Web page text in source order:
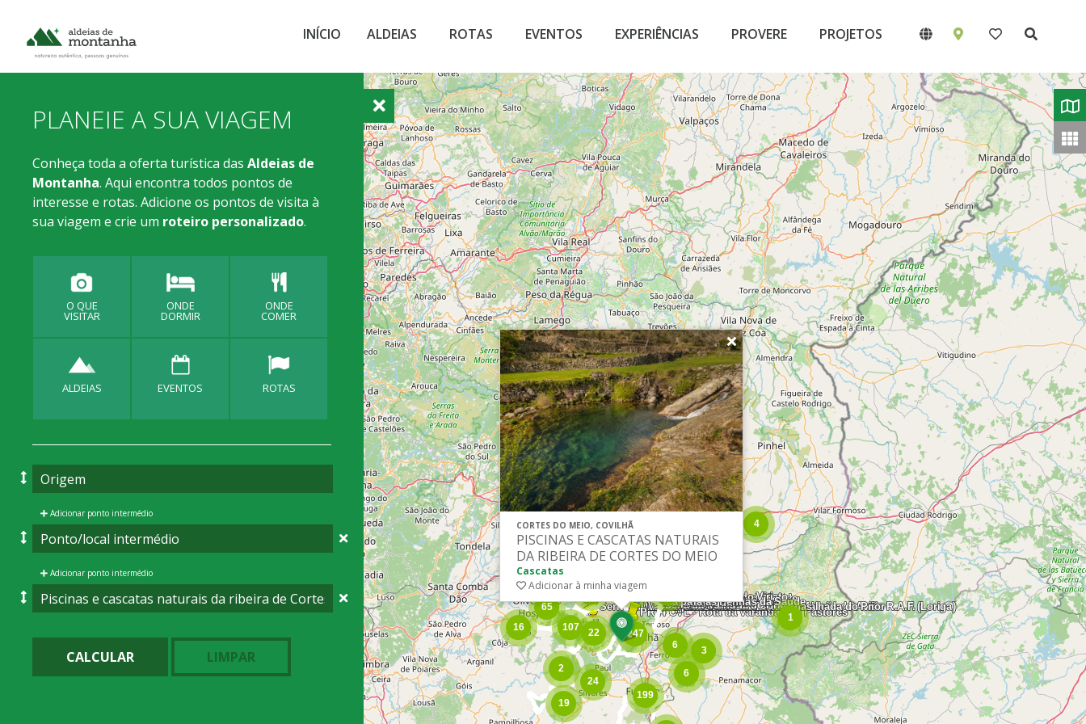
INÍCIO ALDEIAS ROTAS EVENTOS EXPERIÊNCIAS PROVERE PROJETOS
PLANEIE A SUA VIAGEM
Conheça toda a oferta turística das Aldeias de
Montanha. Aqui encontra todos pontos de
interesse e rotas. Adicione os pontos de visita à
sua viagem e crie um roteiro personalizado.
O QUE
VISITAR
ONDE
DORMIR
ONDE
COMER
ALDEIAS EVENTOS ROTAS
Adicionar ponto intermédio
Adicionar ponto intermédio
CALCULAR LIMPAR
CORTES DO MEIO, COVILHÃ
PISCINAS E CASCATAS NATURAIS
DA RIBEIRA DE CORTES DO MEIO
Cascatas
Adicionar à minha viagem